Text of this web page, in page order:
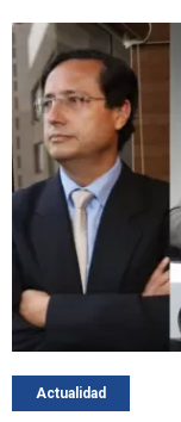
Actualidad